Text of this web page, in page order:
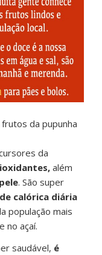
da pupunha
da
além
. São super
calórica diária
população mais
no açaí.
saudável, é